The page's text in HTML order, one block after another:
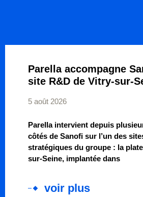
Parella accompagne
site R&D de Vitry-sur-
5 août 2026
Parella intervient depuis
côtés de Sanofi sur l’un des
stratégiques du groupe : la
sur-Seine, implantée dans
voir plus